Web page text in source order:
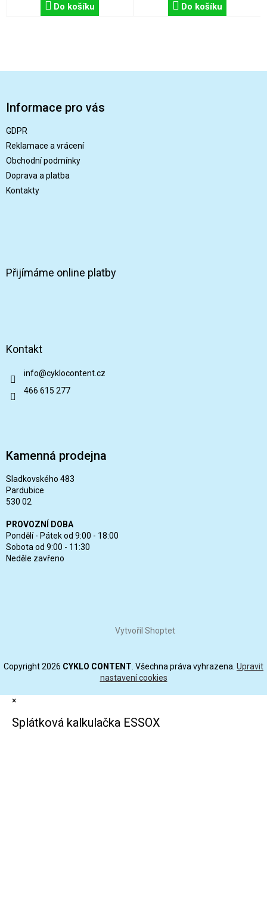
Do košíku Do košíku
Informace pro vás
GDPR
Reklamace a vrácení
Obchodní podmínky
Doprava a platba
Kontakty
Přijímáme online platby
Kontakt
info@cyklocontent.cz
466 615 277
Kamenná prodejna
Sladkovského 483
Pardubice
530 02
PROVOZNÍ DOBA
Pondělí - Pátek od 9:00 - 18:00
Sobota od 9:00 - 11:30
Neděle zavřeno
Vytvořil Shoptet
Copyright 2026 CYKLO CONTENT . Všechna práva vyhrazena. Upravit
nastavení cookies
×
Splátková kalkulačka ESSOX